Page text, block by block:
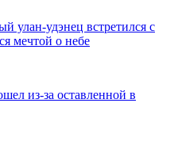
улан-удэнец встретился с
мечтой о небе
из-за оставленной в